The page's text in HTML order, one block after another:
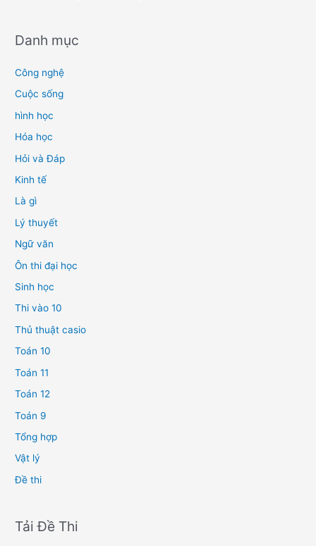
Danh mục
Công nghệ
Cuộc sống
hình học
Hóa học
Hỏi và Đáp
Kinh tế
Là gì
Lý thuyết
Ngữ văn
Ôn thi đại học
Sinh học
Thi vào 10
Thủ thuật casio
Toán 10
Toán 11
Toán 12
Toán 9
Tổng hợp
Vật lý
Đề thi
Tải Đề Thi